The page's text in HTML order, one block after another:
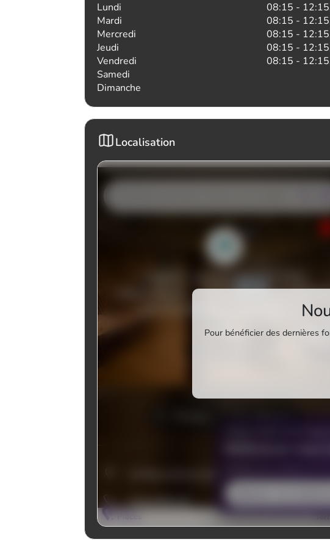
Lundi
08:15 -
Mardi
08:15 -
Mercredi
08:15 -
Jeudi
08:15 -
Vendredi
08:15 -
Samedi
Dimanche
Localisation